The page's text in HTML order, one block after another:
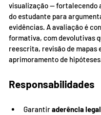
visualização — fortalecendo
do estudante para
evidências. A avaliação é
formativa, com devolutivas
reescrita, revisão de mapas
aprimoramento de
Responsabilidades
Garantir aderência